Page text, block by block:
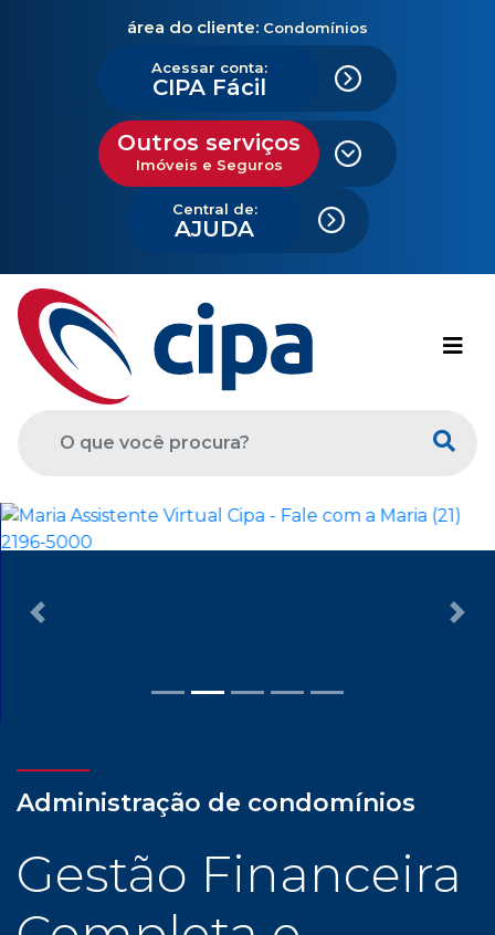
área do cliente: Condomínios
Acessar conta:
CIPA Fácil
Outros serviços
Imóveis e Seguros
Central de:
AJUDA
Previous
Gestão Financeira
Completa e
Digital
Com assessoria dedicada e personalizada, cliente
CIPA tem todas as facilidades para uma